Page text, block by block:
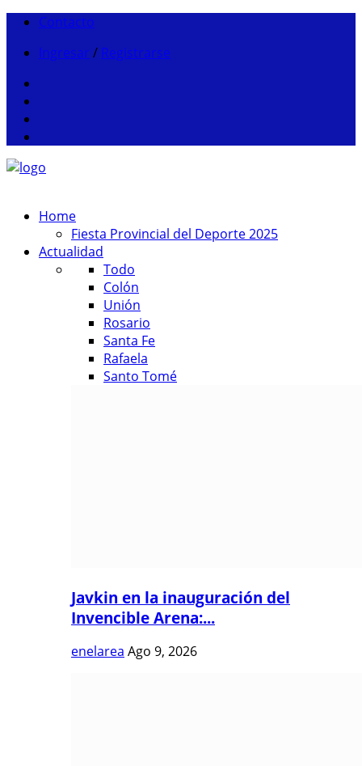
Contacto
Ingresar / Registrarse
Home
Fiesta Provincial del Deporte 2025
Actualidad
Todo
Colón
Unión
Rosario
Santa Fe
Rafaela
Santo Tomé
Javkin en la inauguración del
Invencible Arena:...
enelarea Ago 9, 2026